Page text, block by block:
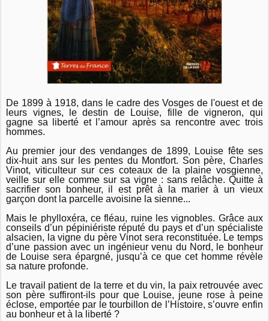
De 1899 à 1918, dans le cadre des Vosges de l'ouest et de
leurs vignes, le destin de Louise, fille de vigneron, qui
gagne sa liberté et l’amour après sa rencontre avec trois
hommes.
Au premier jour des vendanges de 1899, Louise fête ses
dix-huit ans sur les pentes du Montfort. Son père, Charles
Vinot, viticulteur sur ces coteaux de la plaine vosgienne,
veille sur elle comme sur sa vigne : sans relâche. Quitte à
sacrifier son bonheur, il est prêt à la marier à un vieux
garçon dont la parcelle avoisine la sienne...
Mais le phylloxéra, ce fléau, ruine les vignobles. Grâce aux
conseils d’un pépiniériste réputé du pays et d’un spécialiste
alsacien, la vigne du père Vinot sera reconstituée. Le temps
d’une passion avec un ingénieur venu du Nord, le bonheur
de Louise sera épargné, jusqu’à ce que cet homme révèle
sa nature profonde.
Le travail patient de la terre et du vin, la paix retrouvée avec
son père suffiront-ils pour que Louise, jeune rose à peine
éclose, emportée par le tourbillon de l’Histoire, s’ouvre enfin
au bonheur et à la liberté ?